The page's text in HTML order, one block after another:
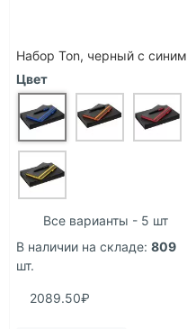
Набор Ton, черный с синим
Цвет
Все варианты - 5 шт
В наличии на складе: 809
шт.
2089.50₽